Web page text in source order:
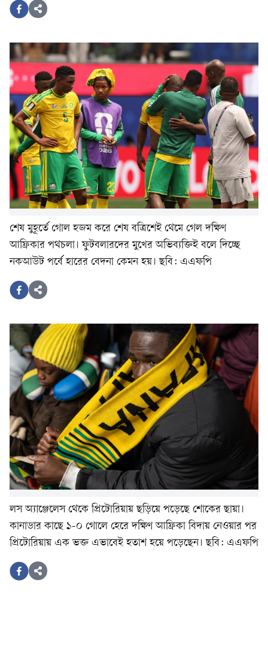
শেষ মুহূর্তে গোল হজম করে শেষ বত্রিশেই থেমে গেল দক্ষিণ
আফ্রিকার পথচলা। ফুটবলারদের মুখের অভিব্যক্তিই বলে দিচ্ছে
নকআউট পর্বে হারের বেদনা কেমন হয়। ছবি: এএফপি
লস অ্যাঞ্জেলেস থেকে প্রিটোরিয়ায় ছড়িয়ে পড়েছে শোকের ছায়া।
কানাডার কাছে ১-০ গোলে হেরে দক্ষিণ আফ্রিকা বিদায় নেওয়ার পর
প্রিটোরিয়ায় এক ভক্ত এভাবেই হতাশ হয়ে পড়েছেন। ছবি: এএফপি